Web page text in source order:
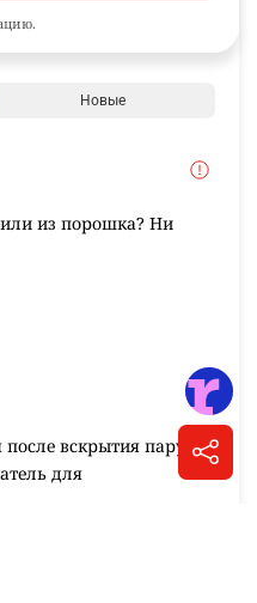
Новые
из порошка? Ни
вскрытия пару
для